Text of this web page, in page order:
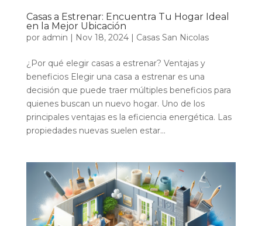
Casas a Estrenar: Encuentra Tu Hogar Ideal
en la Mejor Ubicación
por admin | Nov 18, 2024| Casas San Nicolas
¿Por qué elegir casas a estrenar? Ventajas y
beneficios Elegir una casa a estrenar es una
decisión que puede traer múltiples beneficios para
quienes buscan un nuevo hogar. Uno de los
principales ventajas es la eficiencia energética. Las
propiedades nuevas suelen estar...